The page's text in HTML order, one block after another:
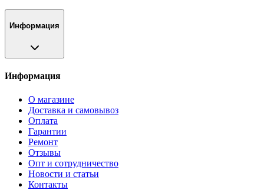
Информация
Информация
О магазине
Доставка и самовывоз
Оплата
Гарантии
Ремонт
Отзывы
Опт и сотрудничество
Новости и статьи
Контакты